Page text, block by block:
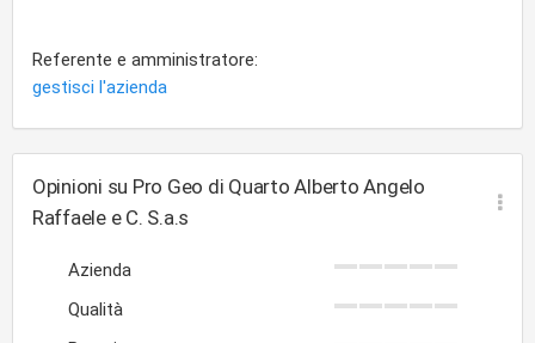
Referente e amministratore:
gestisci l'azienda
Opinioni su Pro Geo di Quarto Alberto Angelo
Raffaele e C. S.a.s
Azienda
Qualità